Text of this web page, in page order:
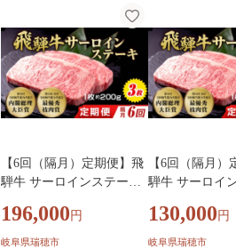
ツ おやつお取り寄せ お取
り寄せグルメ 秋の味覚 産
地直送 先行 予約 富有柿家
庭用 富有柿訳あり 富有柿
くだもの 富有柿おやつ ※
2026年11月～発送
牛 飛騨 牛サー
牛サーロイン
イン お中元 お
贈答用 牛肉ギ
ギフト 和牛ギ
赤身 牛肉赤身
【6回（隔月）定期便】飛
騨牛 サーロインステーキ
牛 ステーキ サーロイン 赤
身 赤身肉 赤身飛騨牛 ステ
196,000 円
岐阜県瑞穂市
【6回（隔月）
騨牛 サーロイ
牛 ステーキ サ
身 赤身肉 赤身
130,000 円
岐阜県瑞穂市